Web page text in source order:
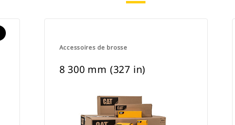
Accessoires de brosse
8 300 mm (327 in)